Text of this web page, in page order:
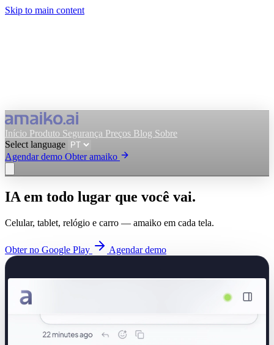
Skip to main content
Início Produto Segurança Preços Blog Sobre
Select language
Agendar demo Obter amaiko
Obter amaiko Agendar demo
IA em todo lugar que você vai.
Celular, tablet, relógio e carro — amaiko em cada tela.
Obter no Google Play Agendar demo